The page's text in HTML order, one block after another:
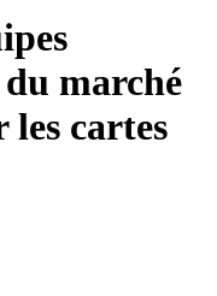
marché
cartes